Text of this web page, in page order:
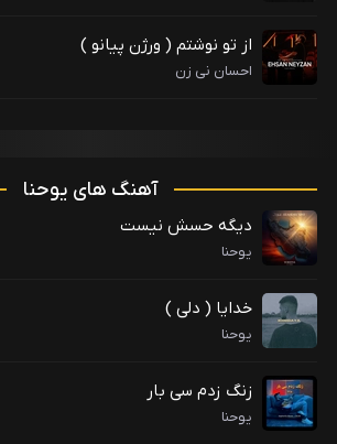
از تو نوشتم ( ورژن پیانو )
احسان نی زن
آهنگ های یوحنا
دیگه حسش نیست
یوحنا
خدایا ( دلی )
یوحنا
زنگ زدم سی بار
یوحنا